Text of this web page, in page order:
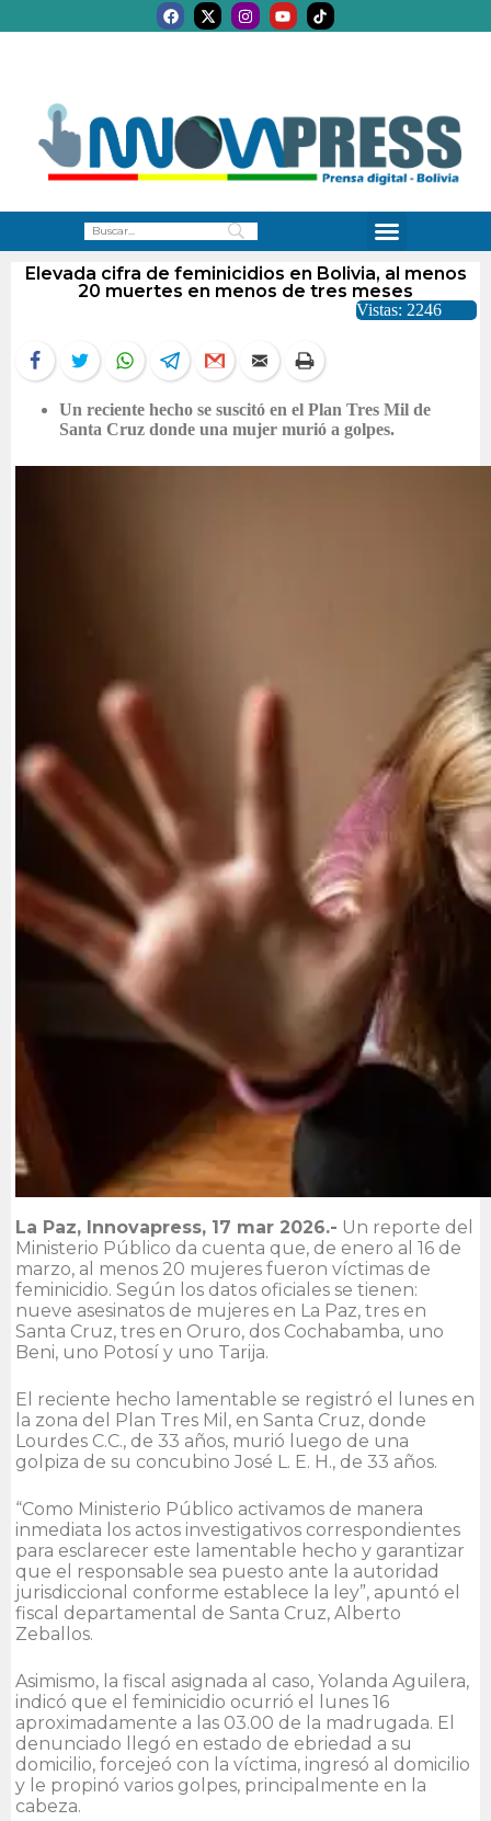
Elevada cifra de feminicidios en Bolivia, al menos
20 muertes en menos de tres meses
Vistas: 2246
Un reciente hecho se suscitó en el Plan Tres Mil de
Santa Cruz donde una mujer murió a golpes.
La Paz, Innovapress, 17 mar 2026.- Un reporte del
Ministerio Público da cuenta que, de enero al 16 de
marzo, al menos 20 mujeres fueron víctimas de
feminicidio. Según los datos oficiales se tienen:
nueve asesinatos de mujeres en La Paz, tres en
Santa Cruz, tres en Oruro, dos Cochabamba, uno
Beni, uno Potosí y uno Tarija.
El reciente hecho lamentable se registró el lunes en
la zona del Plan Tres Mil, en Santa Cruz, donde
Lourdes C.C., de 33 años, murió luego de una
golpiza de su concubino José L. E. H., de 33 años.
“Como Ministerio Público activamos de manera
inmediata los actos investigativos correspondientes
para esclarecer este lamentable hecho y garantizar
que el responsable sea puesto ante la autoridad
jurisdiccional conforme establece la ley”, apuntó el
fiscal departamental de Santa Cruz, Alberto
Zeballos.
Asimismo, la fiscal asignada al caso, Yolanda Aguilera,
indicó que el feminicidio ocurrió el lunes 16
aproximadamente a las 03.00 de la madrugada. El
denunciado llegó en estado de ebriedad a su
domicilio, forcejeó con la víctima, ingresó al domicilio
y le propinó varios golpes, principalmente en la
cabeza.